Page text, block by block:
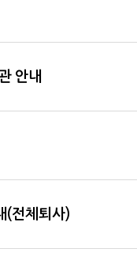
안내
(전체퇴사)